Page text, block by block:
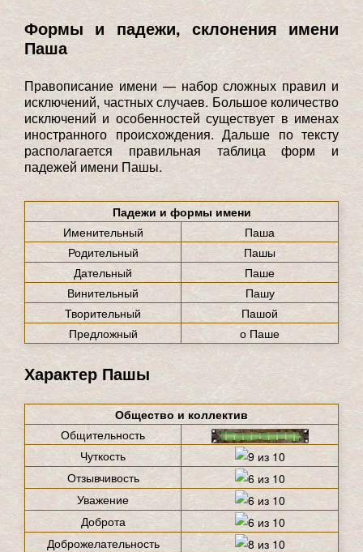
Формы и падежи, склонения имени
Паша
Правописание имени — набор сложных правил и
исключений, частных случаев. Большое количество
исключений и особенностей существует в именах
иностранного происхождения. Дальше по тексту
располагается правильная таблица форм и
падежей имени Пашы.
Падежи и формы имени
Именительный
Паша
Родительный
Пашы
Дательный
Паше
Винительный
Пашу
Творительный
Пашой
Предложный
о Паше
Характер Пашы
Общество и коллектив
Общительность
Чуткость
Отзывчивость
Уважение
Доброта
Доброжелательность